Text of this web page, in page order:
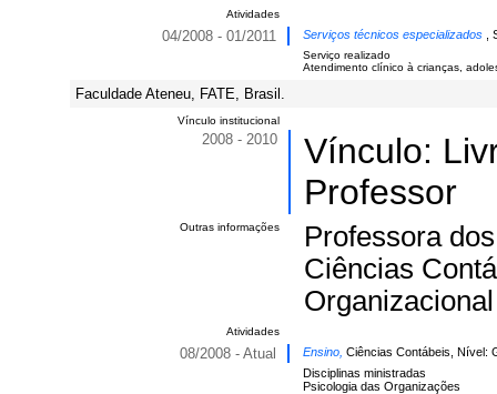
Atividades
04/2008 - 01/2011 Serviços técnicos especializados
Serviço realizado
Atendimento clínico à crianças,
Faculdade Ateneu, FATE, Brasil.
Vínculo institucional
2008 - 2010
Vínculo:
Professor
Outras informações
Professora
Ciências
Atividades
08/2008 - Atual Ensino, Ciências Contábeis, Nível:
Disciplinas ministradas
Psicologia das Organizações